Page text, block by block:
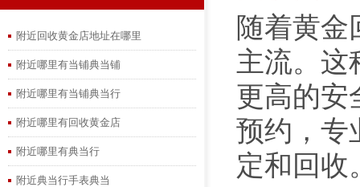
附近回收黄金店地址在哪里
附近哪里有当铺典当铺
附近哪里有当铺典当行
附近哪里有回收黄金店
附近哪里有典当行
附近典当行手表典当
随着黄金
主流。这
更高的安
预约，专
定和回收